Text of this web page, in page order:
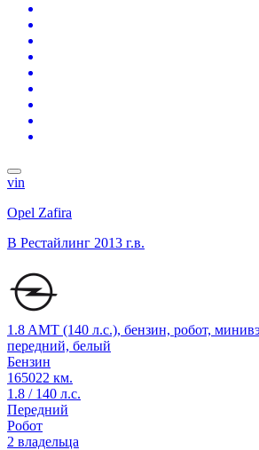
vin
Opel Zafira
B Рестайлинг 2013 г.в.
1.8 AMT (140 л.с.), бензин, робот,
передний, белый
Бензин
165022 км.
1.8 / 140 л.с.
Передний
Робот
2 владельца